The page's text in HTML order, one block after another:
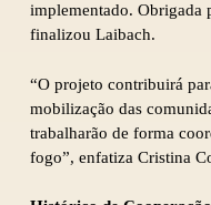
implementado. Obrigada
finalizou Laibach.
“O projeto contribuirá
mobilização das
trabalharão de forma
fogo”, enfatiza Cristina